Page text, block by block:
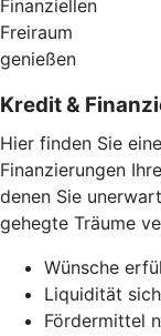
Finanziellen
Freiraum
genießen
Kredit &
Hier finden Sie
Finanzierungen
denen Sie
gehegte Träume
Wünsche
Liquidität
Fördermittel